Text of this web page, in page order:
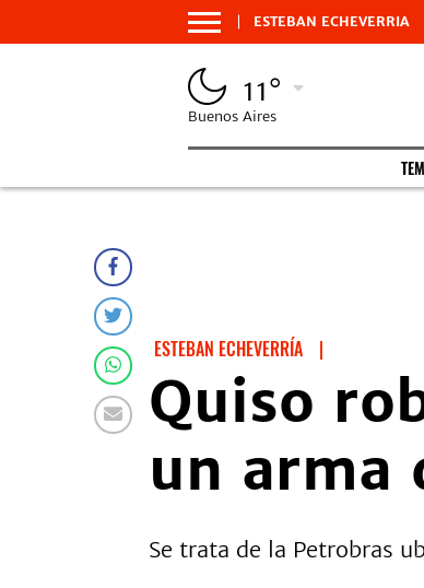
ESTEBAN ECHEVERRIA
11°
Buenos Aires
ESTEBAN ECHEVERRÍA |
Quiso
un arma
Se trata de la Petrobras